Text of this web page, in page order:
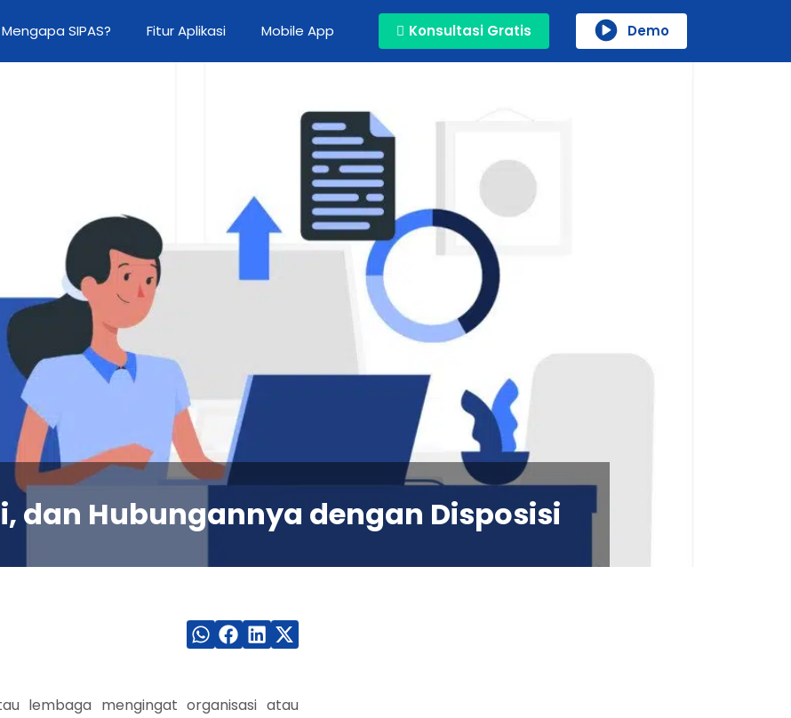
Mengapa SIPAS? Fitur Aplikasi Mobile App Konsultasi Gratis Demo
dan Hubungannya dengan Disposisi
lembaga mengingat organisasi atau